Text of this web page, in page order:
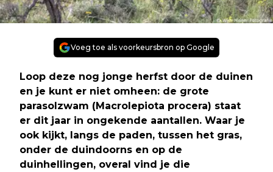
Voeg toe als voorkeursbron op Google
Loop deze nog jonge herfst door de duinen
en je kunt er niet omheen: de grote
parasolzwam (Macrolepiota procera) staat
er dit jaar in ongekende aantallen. Waar je
ook kijkt, langs de paden, tussen het gras,
onder de duindoorns en op de
duinhellingen, overal vind je die